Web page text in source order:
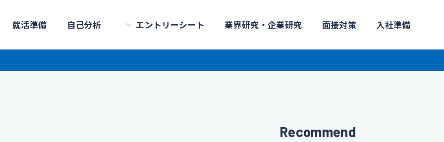
就活準備 自己分析 エントリーシート 業界研究・企業研究 面接対策 入社準備
Recommend